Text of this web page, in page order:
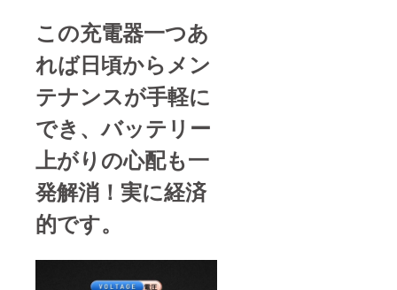
この充電器一つあ
れば日頃からメン
テナンスが手軽に
でき、バッテリー
上がりの心配も一
発解消！実に経済
的です。